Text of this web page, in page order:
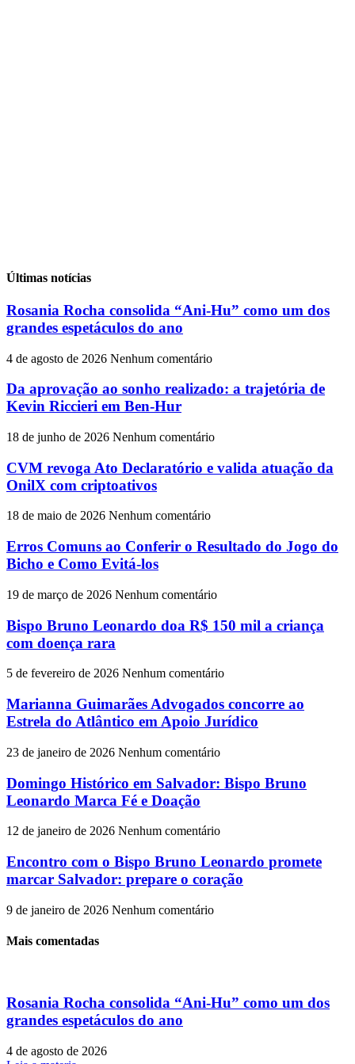
Últimas notícias
Rosania Rocha consolida “Ani-Hu” como um dos
grandes espetáculos do ano
4 de agosto de 2026 Nenhum comentário
Da aprovação ao sonho realizado: a trajetória de
Kevin Riccieri em Ben-Hur
18 de junho de 2026 Nenhum comentário
CVM revoga Ato Declaratório e valida atuação da
OnilX com criptoativos
18 de maio de 2026 Nenhum comentário
Erros Comuns ao Conferir o Resultado do Jogo do
Bicho e Como Evitá-los
19 de março de 2026 Nenhum comentário
Bispo Bruno Leonardo doa R$ 150 mil a criança
com doença rara
5 de fevereiro de 2026 Nenhum comentário
Marianna Guimarães Advogados concorre ao
Estrela do Atlântico em Apoio Jurídico
23 de janeiro de 2026 Nenhum comentário
Domingo Histórico em Salvador: Bispo Bruno
Leonardo Marca Fé e Doação
12 de janeiro de 2026 Nenhum comentário
Encontro com o Bispo Bruno Leonardo promete
marcar Salvador: prepare o coração
9 de janeiro de 2026 Nenhum comentário
Mais comentadas
Rosania Rocha consolida “Ani-Hu” como um dos
grandes espetáculos do ano
4 de agosto de 2026